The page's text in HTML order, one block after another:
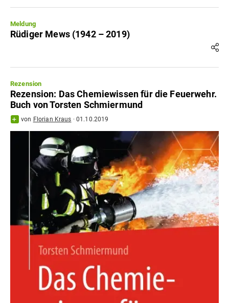
Meldung
Rüdiger Mews (1942 – 2019)
Rezension
Rezension: Das Chemiewissen für die Feuerwehr.
Buch von Torsten Schmiermund
von Florian Kraus ·01.10.2019